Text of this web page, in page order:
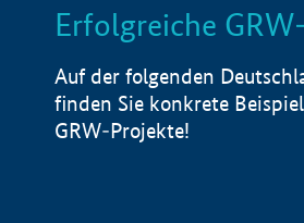
LISTE
Erfolgreiche
Auf der folgenden
finden Sie konkrete
GRW-Projekte!